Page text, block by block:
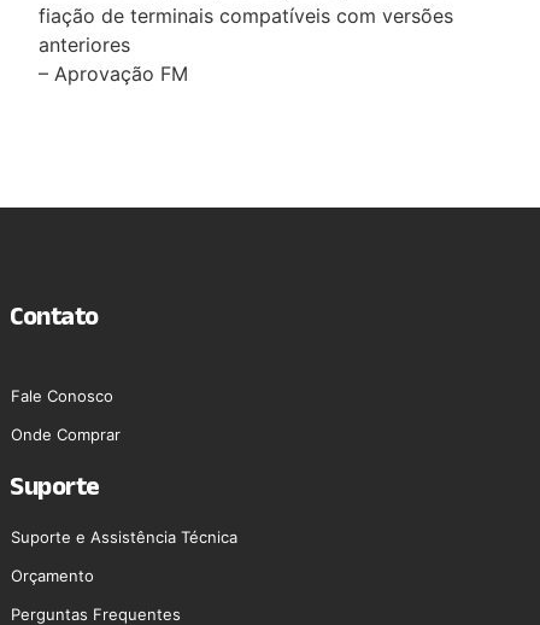
fiação de terminais compatíveis com versões
anteriores
– Aprovação FM
Contato
Fale Conosco
Onde Comprar
Suporte
Suporte e Assistência Técnica
Orçamento
Perguntas Frequentes